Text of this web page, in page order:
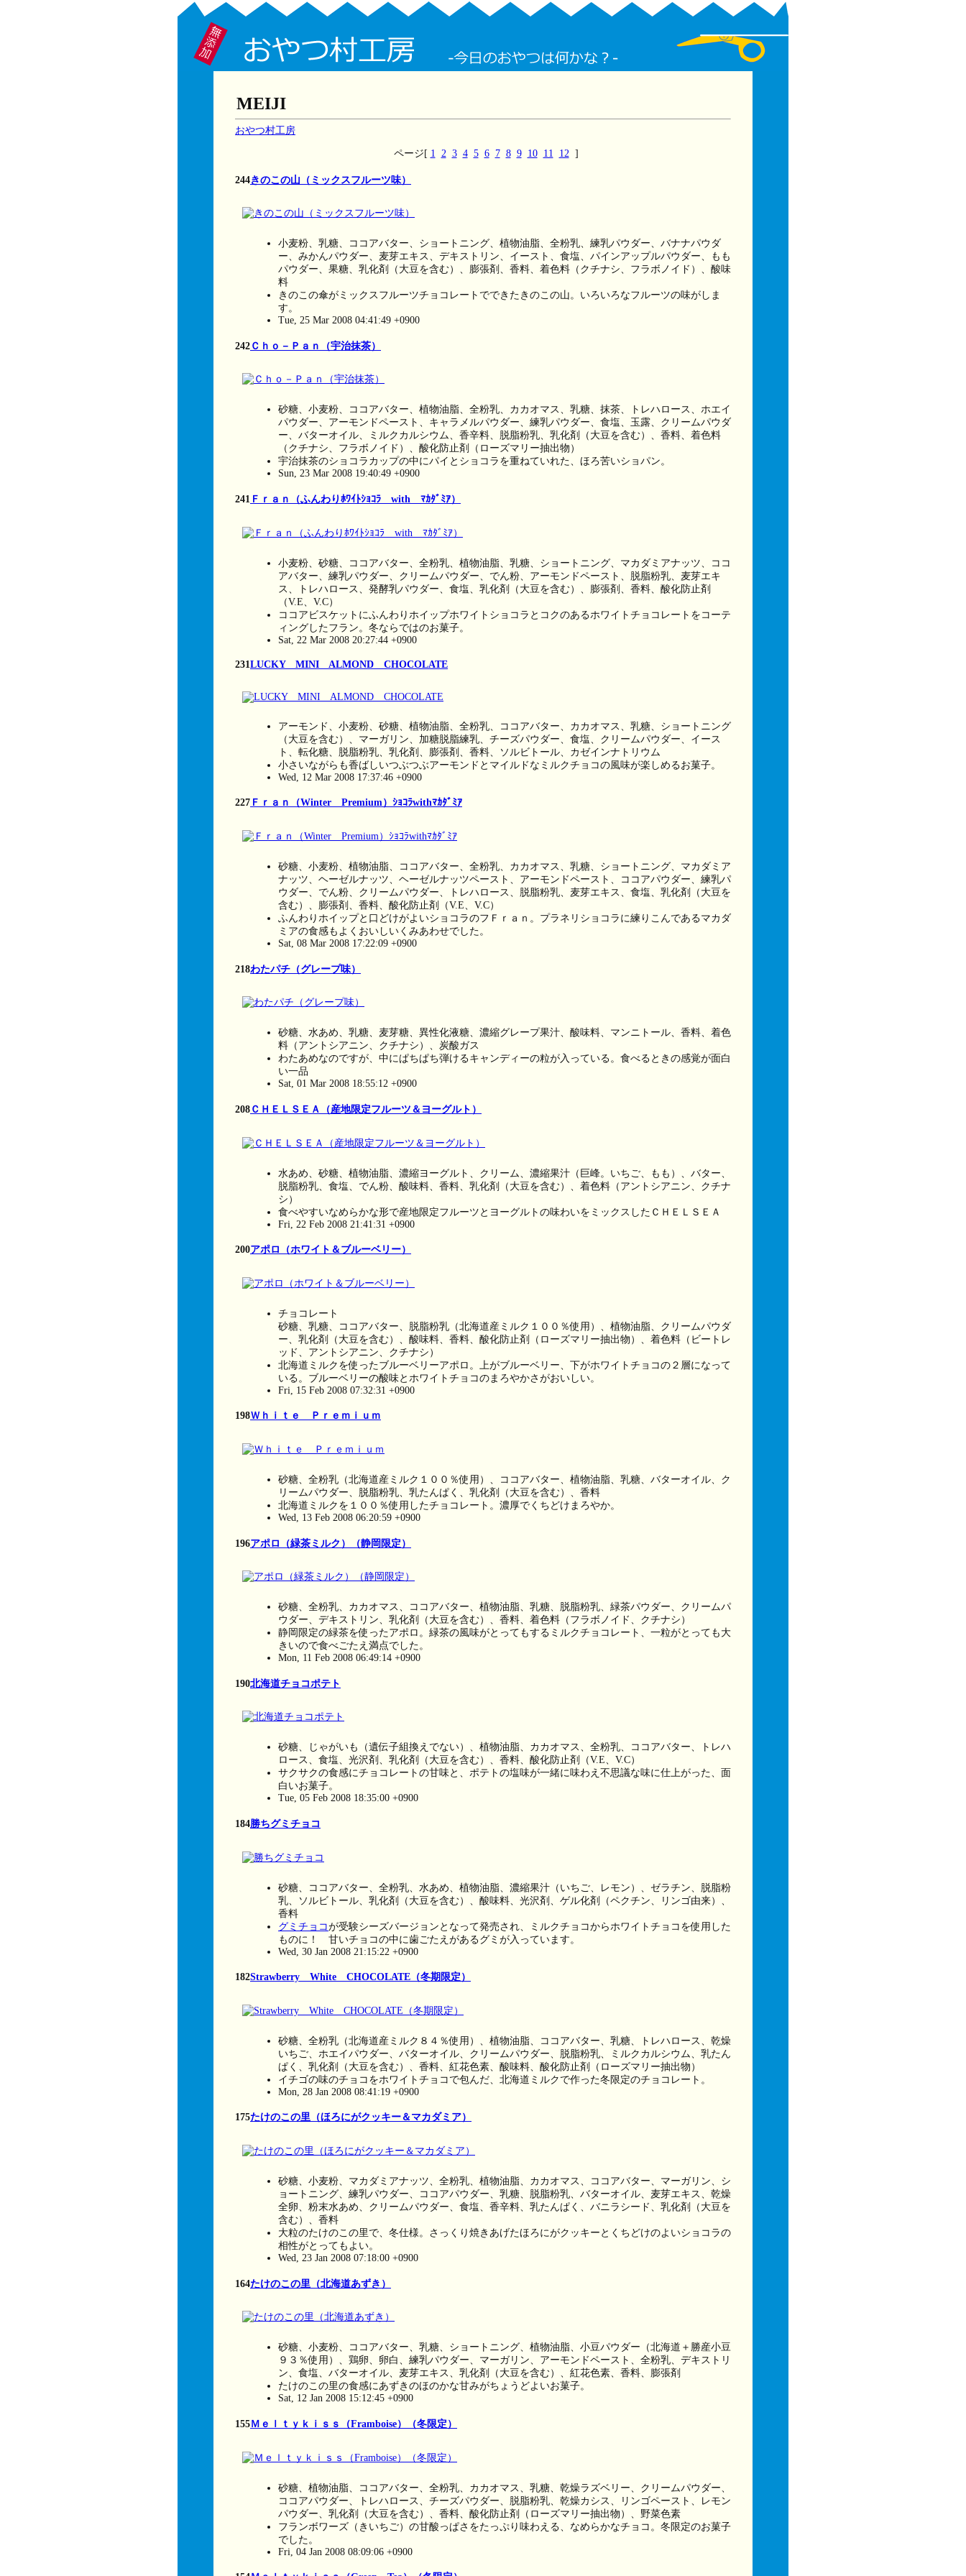
MEIJI
おやつ村工房
ページ[ 1 2 3 4 5 6 7 8 9 10 11 12]
244きのこの山（ミックスフルーツ味）
小麦粉、乳糖、ココアバター、ショートニング、植物油脂、全粉乳、練乳パウダー、バナナパウダ
ー、みかんパウダー、麦芽エキス、デキストリン、イースト、食塩、パインアップルパウダー、もも
パウダー、果糖、乳化剤（大豆を含む）、膨張剤、香料、着色料（クチナシ、フラボノイド）、酸味
料
きのこの傘がミックスフルーツチョコレートでできたきのこの山。いろいろなフルーツの味がしま
す。
Tue, 25 Mar 2008 04:41:49 +0900
242 Ｃｈｏ－Ｐａｎ（宇治抹茶）
砂糖、小麦粉、ココアバター、植物油脂、全粉乳、カカオマス、乳糖、抹茶、トレハロース、ホエイ
パウダー、アーモンドペースト、キャラメルパウダー、練乳パウダー、食塩、玉露、クリームパウダ
ー、バターオイル、ミルクカルシウム、香辛料、脱脂粉乳、乳化剤（大豆を含む）、香料、着色料
（クチナシ、フラボノイド）、酸化防止剤（ローズマリー抽出物）
宇治抹茶のショコラカップの中にパイとショコラを重ねていれた、ほろ苦いショパン。
Sun, 23 Mar 2008 19:40:49 +0900
241 Ｆｒａｎ（ふんわりﾎﾜｲﾄｼｮｺﾗ with ﾏｶﾀﾞﾐｱ）
小麦粉、砂糖、ココアバター、全粉乳、植物油脂、乳糖、ショートニング、マカダミアナッツ、ココ
アバター、練乳パウダー、クリームパウダー、でん粉、アーモンドペースト、脱脂粉乳、麦芽エキ
ス、トレハロース、発酵乳パウダー、食塩、乳化剤（大豆を含む）、膨張剤、香料、酸化防止剤
（V.E、V.C）
ココアビスケットにふんわりホイップホワイトショコラとコクのあるホワイトチョコレートをコーテ
ィングしたフラン。冬ならではのお菓子。
Sat, 22 Mar 2008 20:27:44 +0900
231LUCKY MINI ALMOND CHOCOLATE
アーモンド、小麦粉、砂糖、植物油脂、全粉乳、ココアバター、カカオマス、乳糖、ショートニング
（大豆を含む）、マーガリン、加糖脱脂練乳、チーズパウダー、食塩、クリームパウダー、イース
ト、転化糖、脱脂粉乳、乳化剤、膨張剤、香料、ソルビトール、カゼインナトリウム
小さいながらも香ばしいつぶつぶアーモンドとマイルドなミルクチョコの風味が楽しめるお菓子。
Wed, 12 Mar 2008 17:37:46 +0900
227 Ｆｒａｎ（Winter Premium）ｼｮｺﾗwithﾏｶﾀﾞﾐｱ
砂糖、小麦粉、植物油脂、ココアバター、全粉乳、カカオマス、乳糖、ショートニング、マカダミア
ナッツ、ヘーゼルナッツ、ヘーゼルナッツペースト、アーモンドペースト、ココアパウダー、練乳パ
ウダー、でん粉、クリームパウダー、トレハロース、脱脂粉乳、麦芽エキス、食塩、乳化剤（大豆を
含む）、膨張剤、香料、酸化防止剤（V.E、V.C）
ふんわりホイップと口どけがよいショコラのフＦｒａｎ。プラネリショコラに練りこんであるマカダ
ミアの食感もよくおいしいくみあわせでした。
Sat, 08 Mar 2008 17:22:09 +0900
218わたパチ（グレープ味）
砂糖、水あめ、乳糖、麦芽糖、異性化液糖、濃縮グレープ果汁、酸味料、マンニトール、香料、着色
料（アントシアニン、クチナシ）、炭酸ガス
わたあめなのですが、中にぱちぱち弾けるキャンディーの粒が入っている。食べるときの感覚が面白
い一品
Sat, 01 Mar 2008 18:55:12 +0900
208 ＣＨＥＬＳＥＡ（産地限定フルーツ＆ヨーグルト）
水あめ、砂糖、植物油脂、濃縮ヨーグルト、クリーム、濃縮果汁（巨峰。いちご、もも）、バター、
脱脂粉乳、食塩、でん粉、酸味料、香料、乳化剤（大豆を含む）、着色料（アントシアニン、クチナ
シ）
食べやすいなめらかな形で産地限定フルーツとヨーグルトの味わいをミックスしたＣＨＥＬＳＥＡ
Fri, 22 Feb 2008 21:41:31 +0900
200アポロ（ホワイト＆ブルーベリー）
チョコレート
砂糖、乳糖、ココアバター、脱脂粉乳（北海道産ミルク１００％使用）、植物油脂、クリームパウダ
ー、乳化剤（大豆を含む）、酸味料、香料、酸化防止剤（ローズマリー抽出物）、着色料（ビートレ
ッド、アントシアニン、クチナシ）
北海道ミルクを使ったブルーベリーアポロ。上がブルーベリー、下がホワイトチョコの２層になって
いる。ブルーベリーの酸味とホワイトチョコのまろやかさがおいしい。
Fri, 15 Feb 2008 07:32:31 +0900
198Ｗｈｉｔｅ Ｐｒｅｍｉｕｍ
砂糖、全粉乳（北海道産ミルク１００％使用）、ココアバター、植物油脂、乳糖、バターオイル、ク
リームパウダー、脱脂粉乳、乳たんぱく、乳化剤（大豆を含む）、香料
北海道ミルクを１００％使用したチョコレート。濃厚でくちどけまろやか。
Wed, 13 Feb 2008 06:20:59 +0900
196アポロ（緑茶ミルク）（静岡限定）
砂糖、全粉乳、カカオマス、ココアバター、植物油脂、乳糖、脱脂粉乳、緑茶パウダー、クリームパ
ウダー、デキストリン、乳化剤（大豆を含む）、香料、着色料（フラボノイド、クチナシ）
静岡限定の緑茶を使ったアポロ。緑茶の風味がとってもするミルクチョコレート、一粒がとっても大
きいので食べごたえ満点でした。
Mon, 11 Feb 2008 06:49:14 +0900
190北海道チョコポテト
砂糖、じゃがいも（遺伝子組換えでない）、植物油脂、カカオマス、全粉乳、ココアバター、トレハ
ロース、食塩、光沢剤、乳化剤（大豆を含む）、香料、酸化防止剤（V.E、V.C）
サクサクの食感にチョコレートの甘味と、ポテトの塩味が一緒に味わえ不思議な味に仕上がった、面
白いお菓子。
Tue, 05 Feb 2008 18:35:00 +0900
184勝ちグミチョコ
砂糖、ココアバター、全粉乳、水あめ、植物油脂、濃縮果汁（いちご、レモン）、ゼラチン、脱脂粉
乳、ソルビトール、乳化剤（大豆を含む）、酸味料、光沢剤、ゲル化剤（ペクチン、リンゴ由来）、
香料
グミチョコが受験シーズバージョンとなって発売され、ミルクチョコからホワイトチョコを使用した
ものに！ 甘いチョコの中に歯ごたえがあるグミが入っています。
Wed, 30 Jan 2008 21:15:22 +0900
182Strawberry White CHOCOLATE（冬期限定）
砂糖、全粉乳（北海道産ミルク８４％使用）、植物油脂、ココアバター、乳糖、トレハロース、乾燥
いちご、ホエイパウダー、バターオイル、クリームパウダー、脱脂粉乳、ミルクカルシウム、乳たん
ぱく、乳化剤（大豆を含む）、香料、紅花色素、酸味料、酸化防止剤（ローズマリー抽出物）
イチゴの味のチョコをホワイトチョコで包んだ、北海道ミルクで作った冬限定のチョコレート。
Mon, 28 Jan 2008 08:41:19 +0900
175たけのこの里（ほろにがクッキー＆マカダミア）
砂糖、小麦粉、マカダミアナッツ、全粉乳、植物油脂、カカオマス、ココアバター、マーガリン、シ
ョートニング、練乳パウダー、ココアパウダー、乳糖、脱脂粉乳、バターオイル、麦芽エキス、乾燥
全卵、粉末水あめ、クリームパウダー、食塩、香辛料、乳たんぱく、バニラシード、乳化剤（大豆を
含む）、香料
大粒のたけのこの里で、冬仕様。さっくり焼きあげたほろにがクッキーとくちどけのよいショコラの
相性がとってもよい。
Wed, 23 Jan 2008 07:18:00 +0900
164たけのこの里（北海道あずき）
砂糖、小麦粉、ココアバター、乳糖、ショートニング、植物油脂、小豆パウダー（北海道＋勝産小豆
９３％使用）、鶏卵、卵白、練乳パウダー、マーガリン、アーモンドペースト、全粉乳、デキストリ
ン、食塩、バターオイル、麦芽エキス、乳化剤（大豆を含む）、紅花色素、香料、膨張剤
たけのこの里の食感にあずきのほのかな甘みがちょうどよいお菓子。
Sat, 12 Jan 2008 15:12:45 +0900
155 Ｍｅｌｔｙｋｉｓｓ（Framboise）（冬限定）
砂糖、植物油脂、ココアバター、全粉乳、カカオマス、乳糖、乾燥ラズベリー、クリームパウダー、
ココアパウダー、トレハロース、チーズパウダー、脱脂粉乳、乾燥カシス、リンゴペースト、レモン
パウダー、乳化剤（大豆を含む）、香料、酸化防止剤（ローズマリー抽出物）、野菜色素
フランボワーズ（きいちご）の甘酸っぱさをたっぷり味わえる、なめらかなチョコ。冬限定のお菓子
でした。
Fri, 04 Jan 2008 08:09:06 +0900